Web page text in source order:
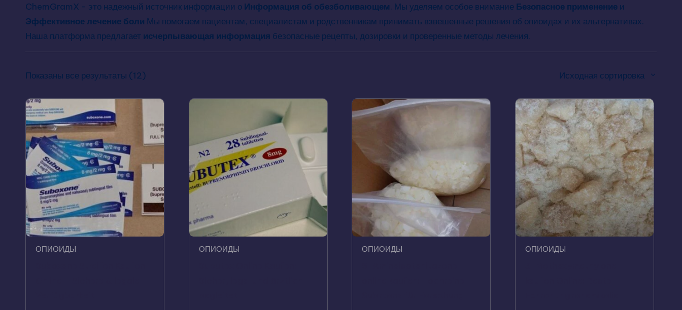
ChemGramX - это надежный источник информации о Информация об обезболивающем. Мы уделяем особое внимание Безопасное применение и
Эффективное лечение боли Мы помогаем пациентам, специалистам и родственникам принимать взвешенные решения об опиоидах и их альтернативах.
Наша платформа предлагает исчерпывающая информация безопасные рецепты, дозировки и проверенные методы лечения.
Показаны все результаты (12) Исходная сортировка
ОПИОИДЫ ОПИОИДЫ ОПИОИДЫ ОПИОИДЫ